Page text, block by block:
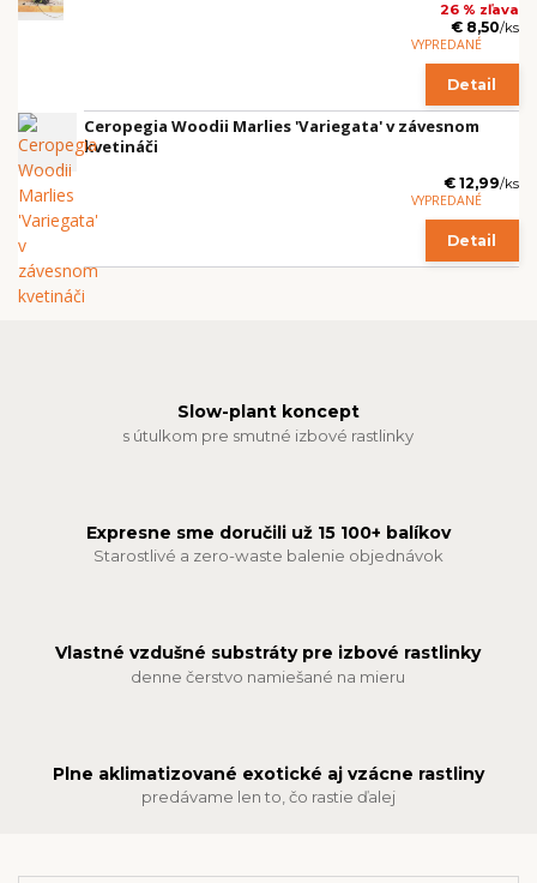
26 % zľava
€ 8,50/ks
VYPREDANÉ
Detail
Ceropegia Woodii Marlies 'Variegata' v závesnom
kvetináči
€ 12,99/ks
VYPREDANÉ
Detail
Slow-plant koncept
s útulkom pre smutné izbové rastlinky
Expresne sme doručili už 15 100+ balíkov
Starostlivé a zero-waste balenie objednávok
Vlastné vzdušné substráty pre izbové rastlinky
denne čerstvo namiešané na mieru
Plne aklimatizované exotické aj vzácne rastliny
predávame len to, čo rastie ďalej